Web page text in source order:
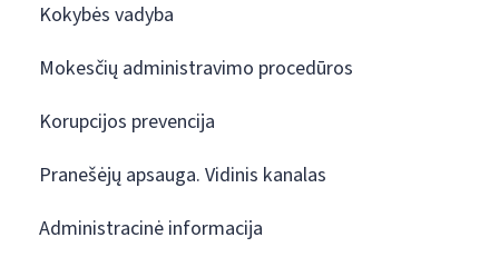
Kokybės vadyba
Mokesčių administravimo procedūros
Korupcijos prevencija
Pranešėjų apsauga. Vidinis kanalas
Administracinė informacija